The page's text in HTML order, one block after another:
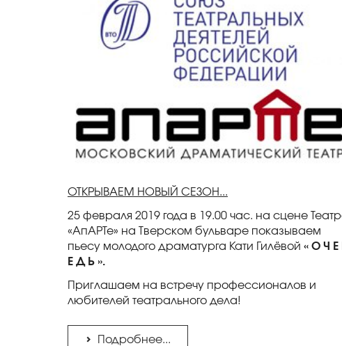
ОТКРЫВАЕМ НОВЫЙ СЕЗОН...
25 февраля 2019 года в 19.00 час. на сцене
«АпАРТе» на Тверском бульваре показываем
пьесу молодого драматурга Кати Гилёвой « О Ч Е
Е Д Ь ».
Приглашаем на встречу профессионалов и
любителей театрального дела!
Подробнее...